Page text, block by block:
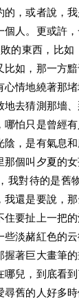
的，或者說，
個人。更或許
的東西，比如
比如，那一方
情地繞著那
地去猜測那墻
哪怕只是曾經
陰，是有氣息
個叫夕夏的女
我對待的是舊
我還是要說，
住要扯上一把
淡赭紅色的
握著巨大畫筆
兒，到底看
尋舊的人好多